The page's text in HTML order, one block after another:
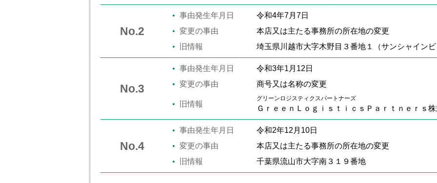
No.2
事由発生年月日
令和4年7月7日
変更の事由
本店又は主たる事務所の所在地の変更
旧情報
埼玉県川越市大字木野目３番地１（サンシャイン
No.3
事由発生年月日
令和3年1月12日
変更の事由
商号又は名称の変更
旧情報
グリーンロジスティクスパートナーズ
ＧｒｅｅｎＬｏｇｉｓｔｉｃｓＰａｒｔｎｅｒｓ
No.4
事由発生年月日
令和2年12月10日
変更の事由
本店又は主たる事務所の所在地の変更
旧情報
千葉県流山市大字南３１９番地